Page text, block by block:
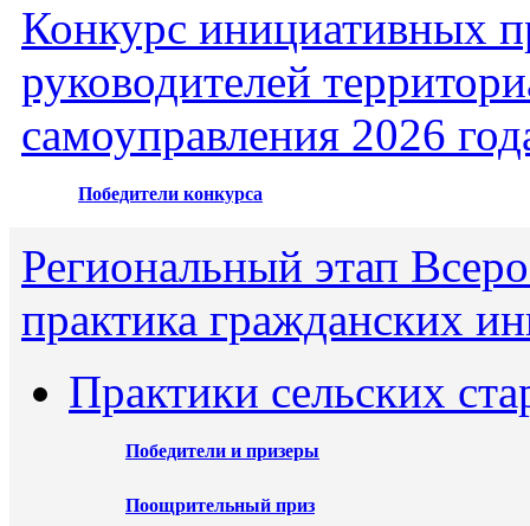
Конкурс инициативных
руководителей
самоуправления 2026
Победители конкурса
Региональный этап
практика гражданских
Практики сельских
Победители и призеры
Поощрительный приз